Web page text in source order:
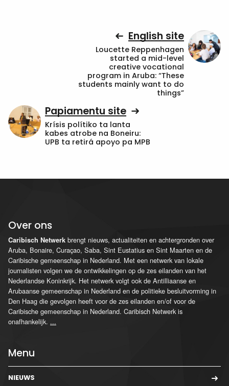
English site
Loucette Reppenhagen
started a mid-level
creative vocational
program in Aruba: “These
students mainly want to do
things”
Papiamentu site
Krísis polítiko ta lanta
kabes atrobe na Boneiru:
UPB ta retirá apoyo pa MPB
Over ons
Caribisch Netwerk brengt nieuws, actualiteiten en achtergronden over
Aruba, Bonaire, Curaçao, Saba, Sint Eustatius en Sint Maarten en de
Caribische gemeenschap in Nederland. Met een netwerk van lokale
journalisten volgen we de ontwikkelingen op de zes eilanden van het
Nederlandse Koninkrijk. Het netwerk volgt ook de Antilliaanse en
Arubaanse gemeenschap in Nederland en de politieke besluitvorming in
Den Haag die gevolgen heeft voor de zes eilanden en/of voor de
Caribische gemeenschap in Nederland. Caribisch Netwerk is
onafhankelijk. ...
Menu
NIEUWS